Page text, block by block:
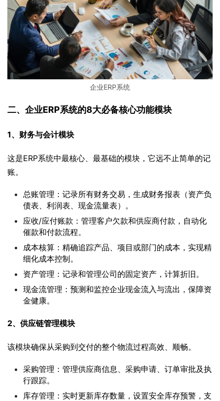
企业ERP系统
二、企业ERP系统的8大必备核心功能模块
1、财务与会计模块
这是ERP系统中最核心、最基础的模块，它远不止简单的记
账。
总账管理：记录所有财务交易，生成财务报表（资产负
债表、利润表、现金流量表）。
应收/应付账款：管理客户欠款和供应商付款，自动化
催款和付款流程。
成本核算：精确追踪产品、项目或部门的成本，实现精
细化成本控制。
资产管理：记录和管理公司的固定资产，计算折旧。
现金流管理：预测和监控企业现金流入与流出，保障资
金健康。
2、供应链管理模块
该模块确保从采购到交付的整个物流过程高效、顺畅。
采购管理：管理供应商信息、采购申请、订单审批及执
行跟踪。
库存管理：实时更新库存数量，设置安全库存预警，支